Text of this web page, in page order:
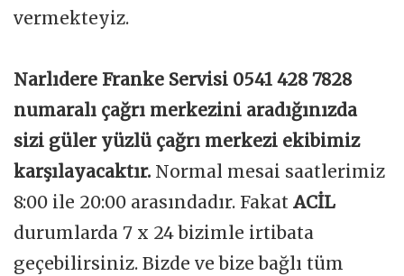
vermekteyiz.
Narlıdere Franke Servisi 0541 428 7828
numaralı çağrı merkezini aradığınızda
sizi güler yüzlü çağrı merkezi ekibimiz
karşılayacaktır. Normal mesai saatlerimiz
8:00 ile 20:00 arasındadır. Fakat ACİL
durumlarda 7 x 24 bizimle irtibata
geçebilirsiniz. Bizde ve bize bağlı tüm